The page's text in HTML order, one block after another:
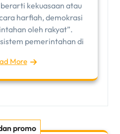
kekuasaan atau
harfiah, demokrasi
oleh rakyat”.
pemerintahan di
More
promo